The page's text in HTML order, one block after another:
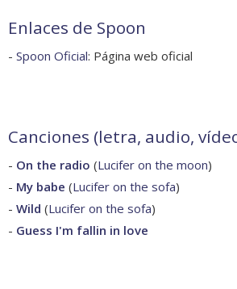
Enlaces de Spoon
- Spoon Oficial: Página web oficial
Canciones (letra, audio,
- On the radio (Lucifer on the moon)
- My babe (Lucifer on the sofa)
- Wild (Lucifer on the sofa)
- Guess I'm fallin in love